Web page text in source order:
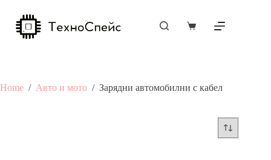
content
Shopping
Home / Авто и мото / Зарядни автомобилни с кабел